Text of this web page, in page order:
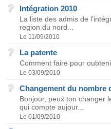
Intégration 2010
La liste des admis de
region du nord...
Le 11/09/2010
La patente
Comment faire pour
Le 03/09/2010
Changement du nombre
Bonjour, peux ton changer
qui compte aujour...
Le 01/09/2010